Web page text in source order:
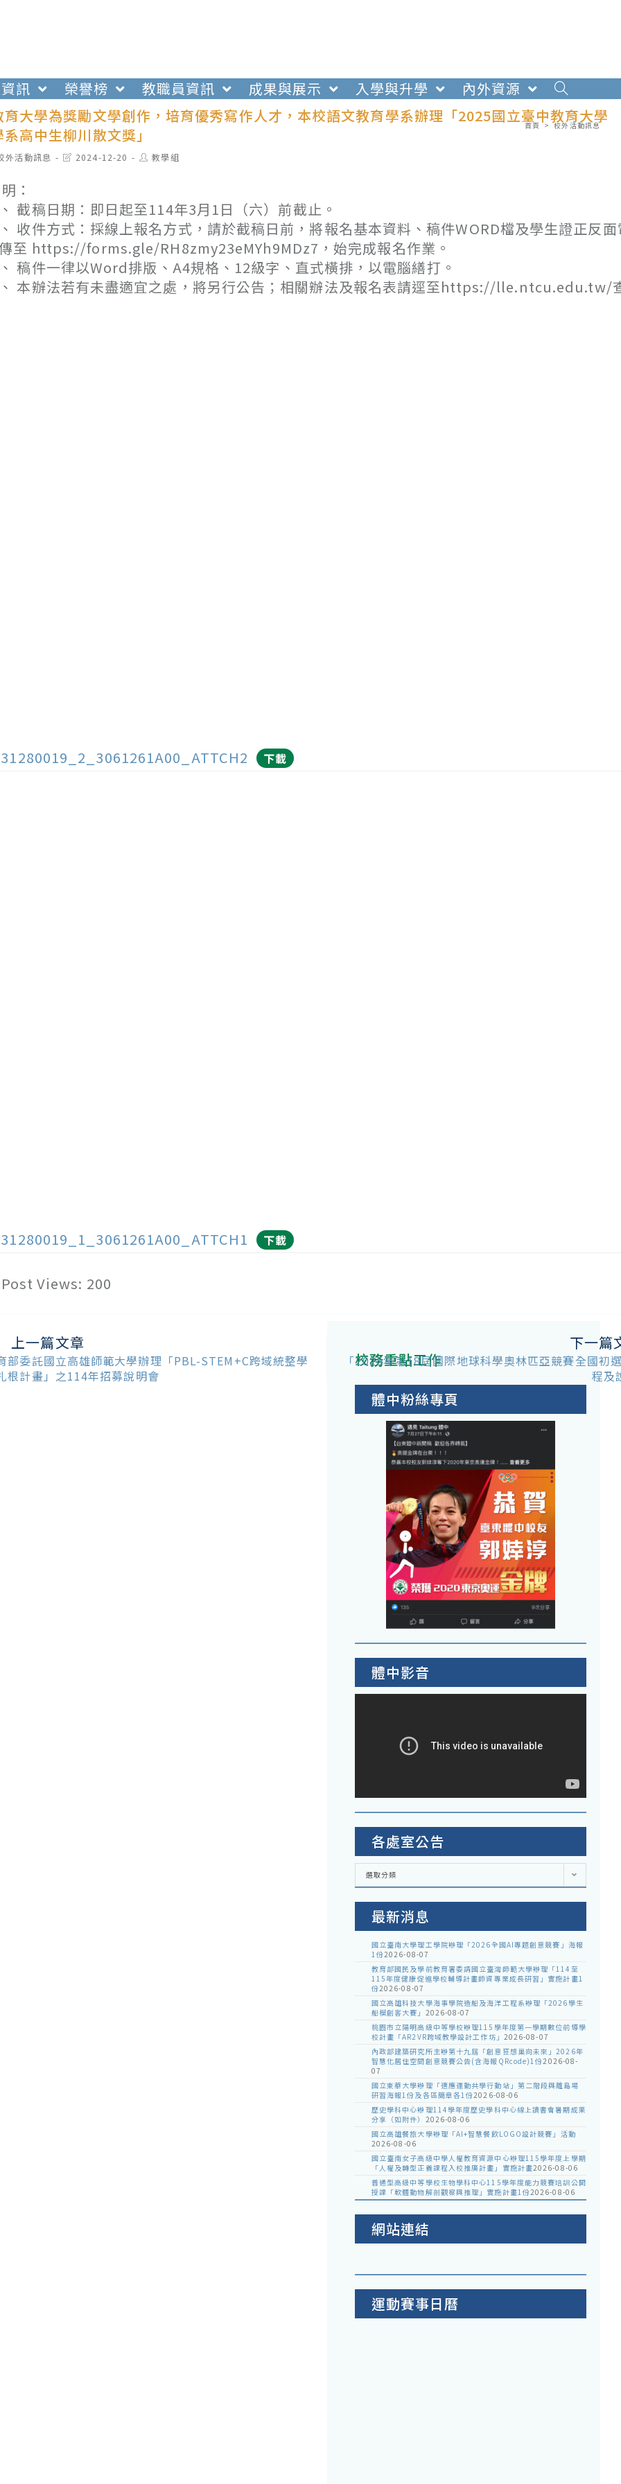
訊 榮譽榜 教職員資訊 成果與展示 入學與升學
內外資源
大學為獎勵文學創作，培育優秀寫作人才，本校語文教育學系辦理「2025國立臺中教育大學
高中生柳川散文獎」
首頁 > 校外活動訊息
外活動訊息
Post2024-12-20
Post教學組
：
截稿日期：即日起至114年3月1日（六）前截止。
收件方式：採線上報名方式，請於截稿日前，將報名基本資料、稿件WORD檔及學生證正反
至 https://forms.gle/RH8zmy23eMYh9MDz7，始完成報名作業。
稿件一律以Word排版、A4規格、12級字、直式橫排，以電腦繕打。
本辦法若有未盡適宜之處，將另行公告；相關辦法及報名表請逕至https://lle.ntcu.edu.tw/
下載
下載
Post Views: 200
上一篇文章
部委託國立高雄師範大學辦理「PBL-STEM+C跨域統整學
根計畫」之114年招募說明會
下一篇
「2025年第18屆國際地球科學奧林匹亞競賽全國初
程及
校務重點工作
體中粉絲專頁
體中影音
各處室公告
各
室
選取分類
最新消息
國立臺南大學理工學院辦理「2026全國AI專題創意競賽」海報
1份2026-08-07
教育部國民及學前教育署委請國立臺灣師範大學辦理「114至
115年度健康促進學校輔導計畫師資專業成長研習」實施計畫1
份2026-08-07
國立高雄科技大學海事學院造船及海洋工程系辦理「2026學生
船模創客大賽」 2026-08-07
桃園市立陽明高級中等學校辦理115學年度第一學期數位前導學
校計畫「AR2VR跨域教學設計工作坊」 2026-08-07
內政部建築研究所主辦第十九屆「創意狂想巢向未來」2026年
智慧化居住空間創意競賽公告(含海報QRcode)1份2026-08-
07
國立東華大學辦理「適應運動共學行動站」第二階段與離島場
研習海報1份及各區簡章各1份2026-08-06
歷史學科中心辦理114學年度歷史學科中心線上讀書會暑期成果
分享（如附件） 2026-08-06
國立高雄餐旅大學辦理「AI+智慧餐飲LOGO設計競賽」活動
2026-08-06
國立臺南女子高級中學人權教育資源中心辦理115學年度上學期
「人權及轉型正義課程入校推廣計畫」實施計畫2026-08-06
普通型高級中等學校生物學科中心115學年度能力競賽培訓公開
授課「軟體動物解剖觀察與推理」實施計畫1份2026-08-06
網站連結
運動賽事日曆